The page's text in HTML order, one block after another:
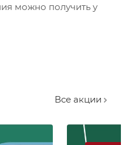
можно получить у
Все акции